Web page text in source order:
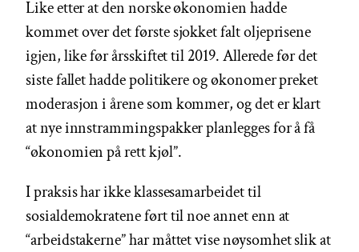
Like etter at den norske økonomien hadde
kommet over det første sjokket falt oljeprisene
igjen, like før årsskiftet til 2019. Allerede før det
siste fallet hadde politikere og økonomer preket
moderasjon i årene som kommer, og det er klart
at nye innstrammingspakker planlegges for å få
“økonomien på rett kjøl”.
I praksis har ikke klassesamarbeidet til
sosialdemokratene ført til noe annet enn at
“arbeidstakerne” har måttet vise nøysomhet slik at